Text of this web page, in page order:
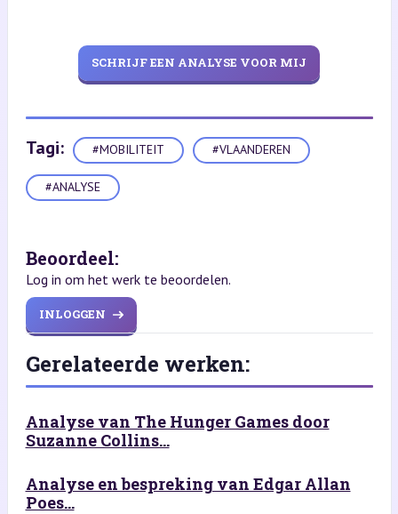
SCHRIJF EEN ANALYSE VOOR MIJ
Tagi: #MOBILITEIT #VLAANDEREN
#ANALYSE
Beoordeel:
Log in om het werk te beoordelen.
INLOGGEN
Gerelateerde werken:
Analyse van The Hunger Games door
Suzanne Collins...
Analyse en bespreking van Edgar Allan
Poes...